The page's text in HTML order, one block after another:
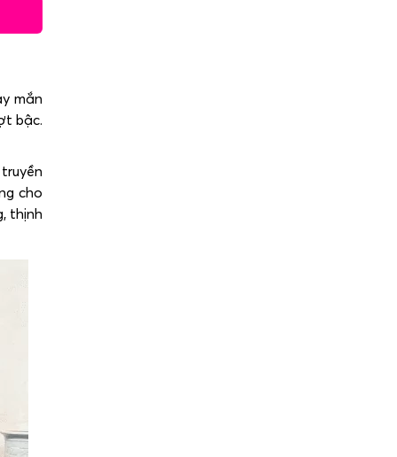
mắn
bậc.
cho
thịnh